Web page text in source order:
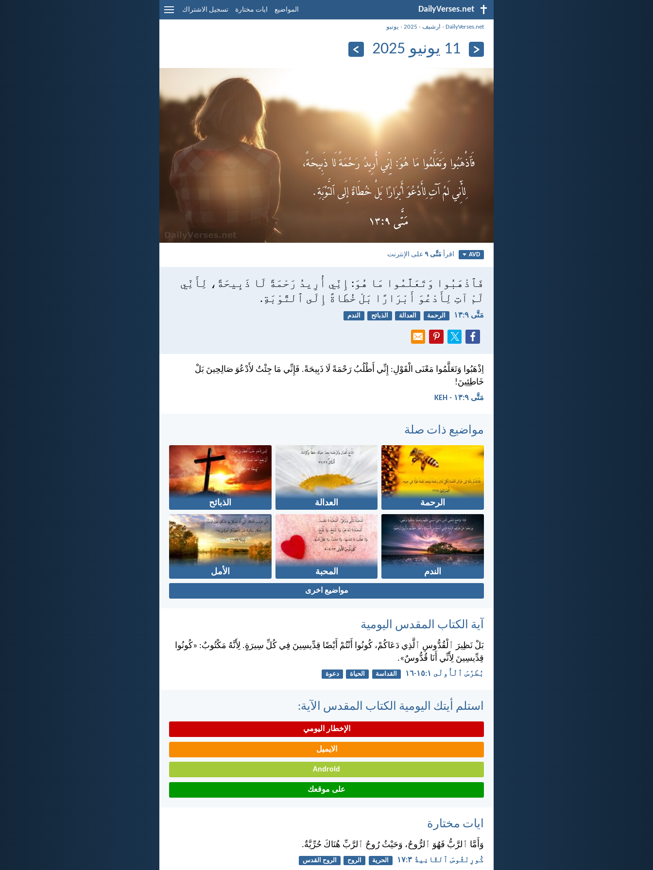
DailyVerses.net المواضيع ايات مختارة تسجيل الاشتراك
DailyVerses.net
› ارشيف ›
2025
› يونيو
11 يونيو 2025
AVD اقرأ مَتَّى ٩ على الإنترنت
فَٱذْهَبُوا وَتَعَلَّمُوا مَا هُوَ: إِنِّي أُرِيدُ رَحْمَةً لَا ذَبِيحَةً، لِأَنِّي
لَمْ آتِ لِأَدْعُوَ أَبْرَارًا بَلْ خُطَاةً إِلَى ٱلتَّوْبَةِ.
مَتَّى ٩:‏١٣ الرحمة العدالة الذبائح الندم
اِذْهَبُوا وَتَعَلَّمُوا مَعْنَى الْقَوْلِ: إِنِّي أَطْلُبُ رَحْمَةً لَا ذَبِيحَةً. فَإِنِّي مَا جِئْتُ لأَدْعُوَ صَالِحِينَ بَلْ
خَاطِئِينَ!
مَتَّى ٩:‏١٣ - KEH
مواضيع ذات صلة
الرحمة العدالة الذبائح
الندم المحبة الأمل
مواضيع اخرى
آية الكتاب المقدس اليومية
بَلْ نَظِيرَ ٱلْقُدُّوسِ ٱلَّذِي دَعَاكُمْ، كُونُوا أَنْتُمْ أَيْضًا قِدِّيسِينَ فِي كُلِّ سِيرَةٍ. لِأَنَّهُ مَكْتُوبٌ: «كُونُوا
قِدِّيسِينَ لِأَنِّي أَنَا قُدُّوسٌ».
بُطْرُسَ ٱلْأُولَى ١:‏١٥-‏١٦ القداسة الحياة دعوة
استلم أيتك اليومية الكتاب المقدس الآية:
الإخطار اليومي
الايميل
Android
على موقعك
ايات مختارة
وَأَمَّا ٱلرَّبُّ فَهُوَ ٱلرُّوحُ، وَحَيْثُ رُوحُ ٱلرَّبِّ هُنَاكَ حُرِّيَّةٌ.
كُورِنْثُوسَ ٱلثَّانِيةُ ٣:‏١٧ الحرية الروح الروح القدس